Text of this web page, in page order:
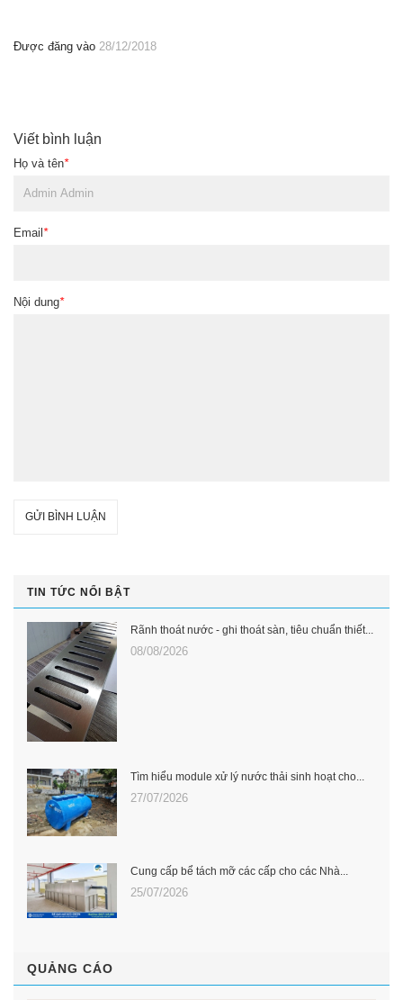
Được đăng vào 28/12/2018
Viết bình luận
Họ và tên*
Email *
Nội dung*
GỬI BÌNH LUẬN
TIN TỨC NỔI BẬT
Rãnh thoát nước - ghi thoát sàn, tiêu chuẩn thiết...
08/08/2026
Tìm hiểu module xử lý nước thải sinh hoạt cho...
27/07/2026
Cung cấp bể tách mỡ các cấp cho các Nhà...
25/07/2026
QUẢNG CÁO